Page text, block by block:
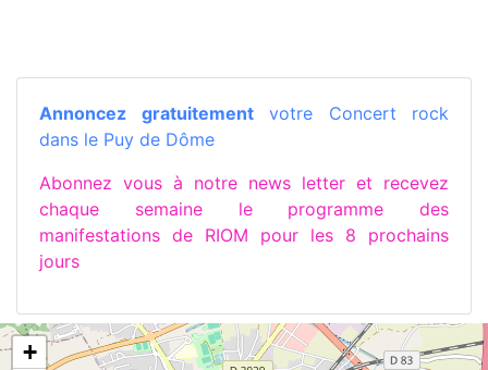
Annoncez gratuitementvotre Concert rock
dans le Puy de Dôme
Abonnez vous à notre news letter et recevez
chaque semaine le programme des
manifestations de RIOM pour les 8 prochains
jours
+